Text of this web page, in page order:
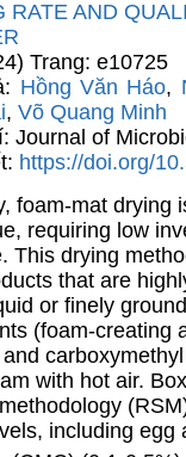
RATE AND
Trang: e10725
Hồng Văn Háo,
, Võ Quang Minh
Journal of
https://doi.org/
foam-mat drying
requiring low
This drying
that are
or finely
(foam-creating
with hot air.
including egg